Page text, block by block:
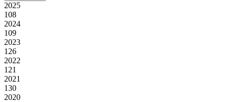
2025
108
2024
109
2023
126
2022
121
2021
130
2020